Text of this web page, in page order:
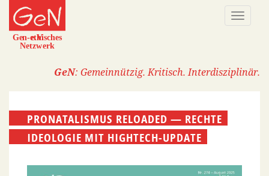
Direkt
zum
Inhalt
GeN: Gemeinnützig. Kritisch. Interdisziplinär.
PRONATALISMUS RELOADED — RECHTE
IDEOLOGIE MIT HIGHTECH-UPDATE